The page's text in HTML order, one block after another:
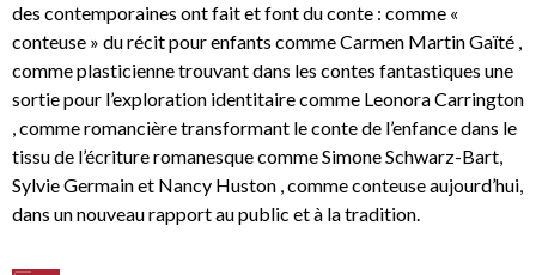
des contemporaines ont fait et font du conte : comme «
conteuse » du récit pour enfants comme Carmen Martin Gaïté ,
comme plasticienne trouvant dans les contes fantastiques une
sortie pour l’exploration identitaire comme Leonora Carrington
, comme romancière transformant le conte de l’enfance dans le
tissu de l’écriture romanesque comme Simone Schwarz-Bart,
Sylvie Germain et Nancy Huston , comme conteuse aujourd’hui,
dans un nouveau rapport au public et à la tradition.